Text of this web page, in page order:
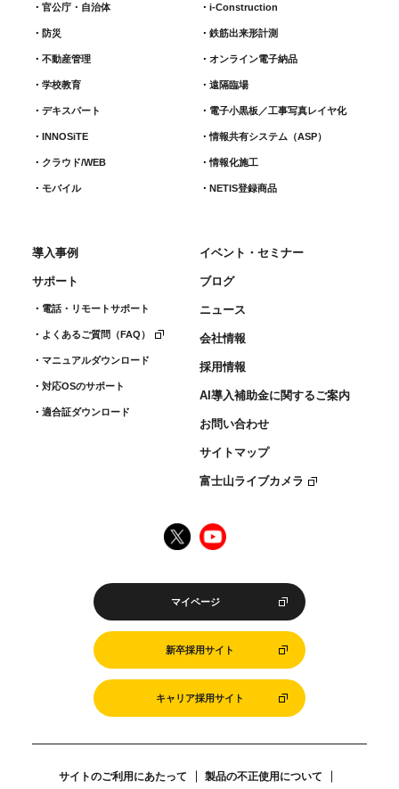
官公庁・自治体
防災
不動産管理
学校教育
デキスパート
INNOSiTE
クラウド/WEB
モバイル
i-Construction
鉄筋出来形計測​
オンライン電子納品
遠隔臨場
電子小黒板／工事写真レイヤ化
情報共有システム（ASP）
情報化施工
NETIS登録商品
導入事例
サポート
電話・リモートサポート
よくあるご質問（FAQ）
マニュアルダウンロード
対応OSのサポート
適合証ダウンロード
イベント・セミナー
ブログ
ニュース
会社情報
採用情報
AI導入補助金に関するご案内
お問い合わせ
サイトマップ
富士山ライブカメラ
マイページ
新卒採用サイト
キャリア採用サイト
サイトのご利用にあたって 製品の不正使用について